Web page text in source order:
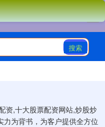
搜索
资,十大股票配资网站,炒股炒
力为背书，为客户提供全方位